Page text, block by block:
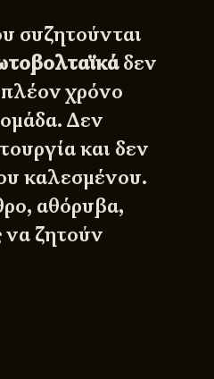
συζητούνται
δεν
χρόνο
Δεν
και δεν
καλεσμένου.
αθόρυβα,
ζητούν